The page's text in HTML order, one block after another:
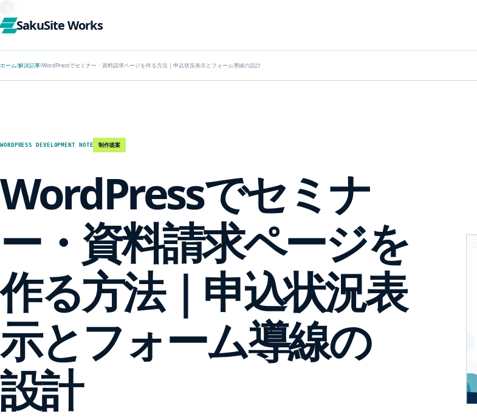
SakuSite Works
ホーム/解決記事/WordPressでセミナー・資料請求ページを作る方法｜申込状況表示とフォーム導線の設計
WORDPRESS DEVELOPMENT NOTE 制作提案
WordPressでセミナ
ー・資料請求ページを
作る方法｜申込状況表
示とフォーム導線の
設計